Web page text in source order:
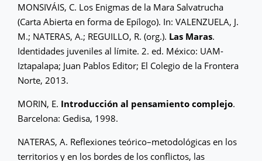
MONSIVÁIS, C. Los Enigmas de la Mara Salvatrucha
(Carta Abierta en forma de Epílogo). In: VALENZUELA, J.
M.; NATERAS, A.; REGUILLO, R. (org.). Las Maras.
Identidades juveniles al límite. 2. ed. México: UAM-
Iztapalapa; Juan Pablos Editor; El Colegio de la Frontera
Norte, 2013.
MORIN, E. Introducción al pensamiento complejo.
Barcelona: Gedisa, 1998.
NATERAS, A. Reflexiones teórico–metodológicas en los
territorios y en los bordes de los conflictos, las